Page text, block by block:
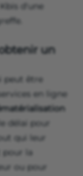
d'une
un
peut être
en ligne
délai pour
qui leur
pour la
ou pour